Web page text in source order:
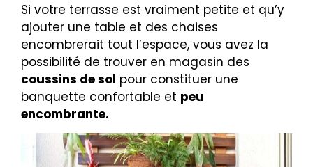
Si votre terrasse est vraiment petite et qu’y
ajouter une table et des chaises
encombrerait tout l’espace, vous avez la
possibilité de trouver en magasin des
coussins de sol pour constituer une
banquette confortable et peu
encombrante.